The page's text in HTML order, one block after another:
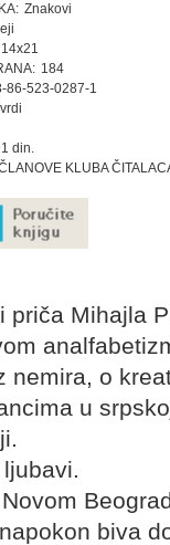
Znakovi
14x21
184
86-523-0287-1
din.
KLUBA
priča Mihajla
nemira, o
u
biva